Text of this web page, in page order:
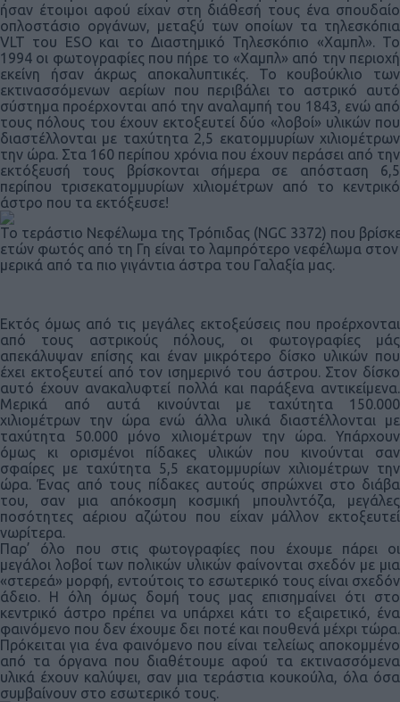
ήσαν έτοιμοι αφού είχαν στη διάθεσή τους ένα σπουδαίο
οπλοστάσιο οργάνων, μεταξύ των οποίων τα τηλεσκόπια
VLT του ESO και το Διαστημικό Τηλεσκόπιο «Χαμπλ». Το
1994 οι φωτογραφίες που πήρε το «Χαμπλ» από την περιοχή
εκείνη ήσαν άκρως αποκαλυπτικές. Το κουβούκλιο των
εκτινασσόμενων αερίων που περιβάλει το αστρικό αυτό
σύστημα προέρχονται από την αναλαμπή του 1843, ενώ από
τους πόλους του έχουν εκτοξευτεί δύο «λοβοί» υλικών που
διαστέλλονται με ταχύτητα 2,5 εκατομμυρίων χιλιομέτρων
την ώρα. Στα 160 περίπου χρόνια που έχουν περάσει από την
εκτόξευσή τους βρίσκονται σήμερα σε απόσταση 6,5
περίπου τρισεκατομμυρίων χιλιομέτρων από το κεντρικό
άστρο που τα εκτόξευσε!
Το τεράστιο Νεφέλωμα της Τρόπιδας (NGC 3372) που
ετών φωτός από τη Γη είναι το λαμπρότερο νεφέλωμα στον
μερικά από τα πιο γιγάντια άστρα του Γαλαξία μας.
Εκτός όμως από τις μεγάλες εκτοξεύσεις που προέρχονται
από τους αστρικούς πόλους, οι φωτογραφίες μάς
απεκάλυψαν επίσης και έναν μικρότερο δίσκο υλικών που
έχει εκτοξευτεί από τον ισημερινό του άστρου. Στον δίσκο
αυτό έχουν ανακαλυφτεί πολλά και παράξενα αντικείμενα.
Μερικά από αυτά κινούνται με ταχύτητα 150.000
χιλιομέτρων την ώρα ενώ άλλα υλικά διαστέλλονται με
ταχύτητα 50.000 μόνο χιλιομέτρων την ώρα. Υπάρχουν
όμως κι ορισμένοι πίδακες υλικών που κινούνται σαν
σφαίρες με ταχύτητα 5,5 εκατομμυρίων χιλιομέτρων την
ώρα. Ένας από τους πίδακες αυτούς σπρώχνει στο διάβα
του, σαν μια απόκοσμη κοσμική μπουλντόζα, μεγάλες
ποσότητες αέριου αζώτου που είχαν μάλλον εκτοξευτεί
νωρίτερα.
Παρ’ όλο που στις φωτογραφίες που έχουμε πάρει οι
μεγάλοι λοβοί των πολικών υλικών φαίνονται σχεδόν με μια
«στερεά» μορφή, εντούτοις το εσωτερικό τους είναι σχεδόν
άδειο. Η όλη όμως δομή τους μας επισημαίνει ότι στο
κεντρικό άστρο πρέπει να υπάρχει κάτι το εξαιρετικό, ένα
φαινόμενο που δεν έχουμε δει ποτέ και πουθενά μέχρι τώρα.
Πρόκειται για ένα φαινόμενο που είναι τελείως αποκομμένο
από τα όργανα που διαθέτουμε αφού τα εκτινασσόμενα
υλικά έχουν καλύψει, σαν μια τεράστια κουκούλα, όλα όσα
συμβαίνουν στο εσωτερικό τους.